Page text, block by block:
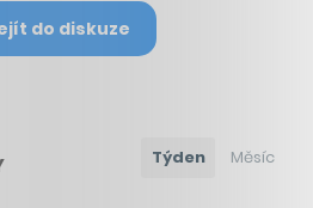
do diskuze
Týden Měsíc